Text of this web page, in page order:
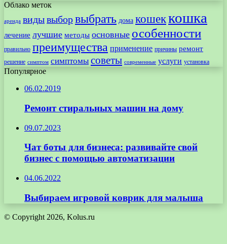
Облако меток
аренда видывыборвыбрать дома кошеккошка
лечение лучшие методы основные особенности
правильно преимущества применение причины ремонт
решение симптом симптомы советы современные услуги установка
Популярное
06.02.2019
Ремонт стиральных машин на дому
09.07.2023
Чат боты для бизнеса: развивайте свой
бизнес с помощью автоматизации
04.06.2022
Выбираем игровой коврик для малыша
© Copyright 2026, Kolus.ru